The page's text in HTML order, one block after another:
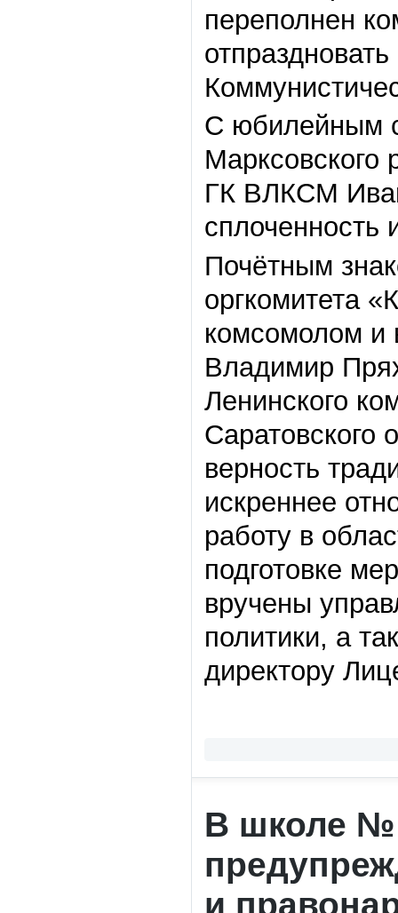
переполнен
С юбилейным
Марксовского
ГК ВЛКСМ
сплоченность
Почётным
оргкомитета
комсомолом и
Владимир
Ленинского
Саратовского
верность
искреннее
работу в
подготовке
вручены
политики, а
директору
В школе №
и